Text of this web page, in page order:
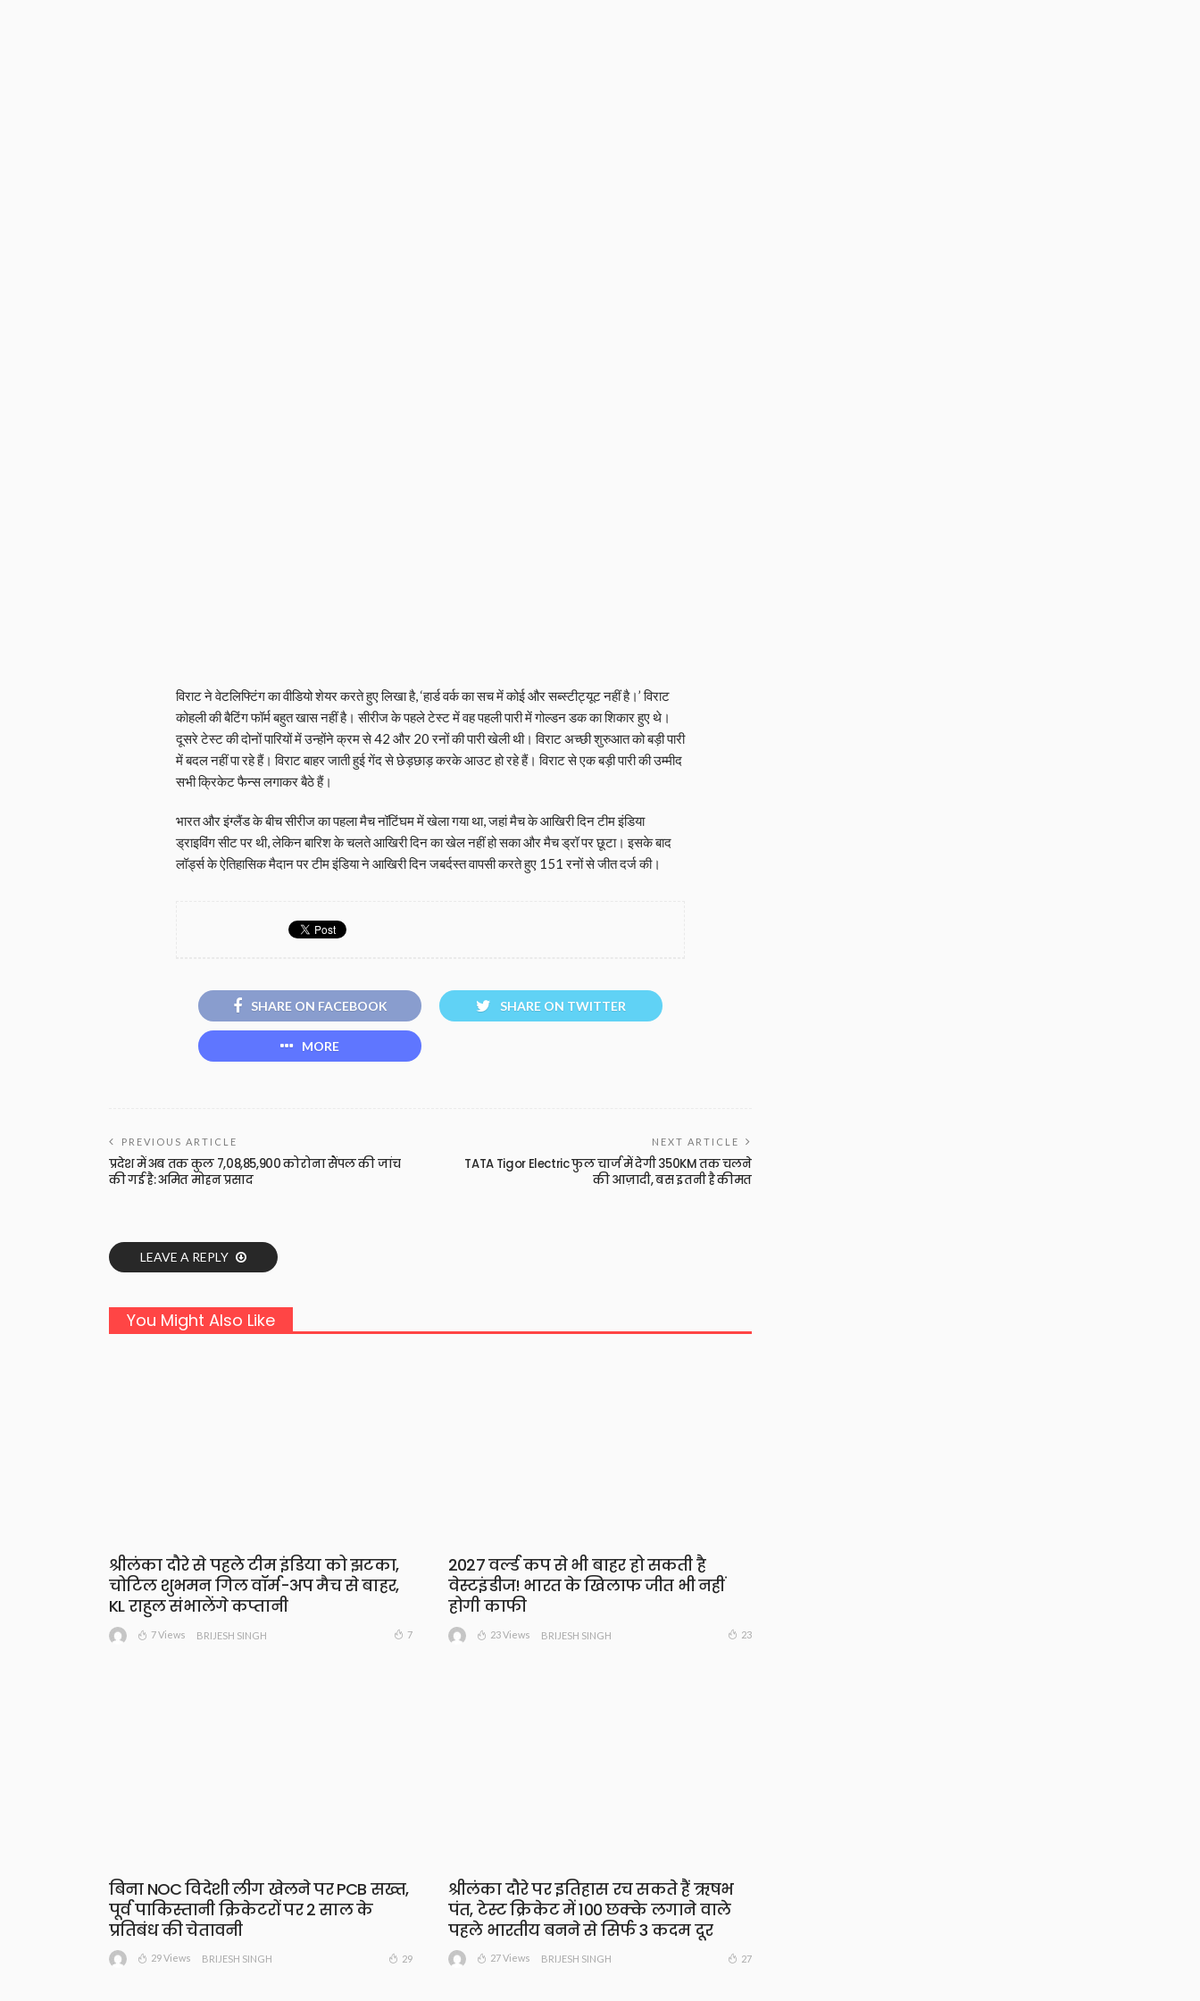
विराट ने वेटलिफ्टिंग का वीडियो शेयर करते हुए लिखा है, ‘हार्ड वर्क का सच में कोई और सब्स्टीट्यूट नहीं है।’ विराट
कोहली की बैटिंग फॉर्म बहुत खास नहीं है। सीरीज के पहले टेस्ट में वह पहली पारी में गोल्डन डक का शिकार हुए थे।
दूसरे टेस्ट की दोनों पारियों में उन्होंने क्रम से 42 और 20 रनों की पारी खेली थी। विराट अच्छी शुरुआत को बड़ी पारी
में बदल नहीं पा रहे हैं। विराट बाहर जाती हुई गेंद से छेड़छाड़ करके आउट हो रहे हैं। विराट से एक बड़ी पारी की उम्मीद
सभी क्रिकेट फैन्स लगाकर बैठे हैं।
भारत और इंग्लैंड के बीच सीरीज का पहला मैच नॉटिंघम में खेला गया था, जहां मैच के आखिरी दिन टीम इंडिया
ड्राइविंग सीट पर थी, लेकिन बारिश के चलते आखिरी दिन का खेल नहीं हो सका और मैच ड्रॉ पर छूटा। इसके बाद
लॉर्ड्स के ऐतिहासिक मैदान पर टीम इंडिया ने आखिरी दिन जबर्दस्त वापसी करते हुए 151 रनों से जीत दर्ज की।
SHARE ON FACEBOOK SHARE ON TWITTER
MORE
PREVIOUS ARTICLE
प्रदेश में अब तक कुल 7,08,85,900 कोरोना सैंपल की जांच
की गई है: अमित मोहन प्रसाद
NEXT ARTICLE
TATA Tigor Electric फुल चार्ज में देगी 350KM तक चलने
की आज़ादी, बस इतनी है कीमत
LEAVE A REPLY
You Might Also Like
श्रीलंका दौरे से पहले टीम इंडिया को झटका,
चोटिल शुभमन गिल वॉर्म-अप मैच से बाहर,
KL राहुल संभालेंगे कप्तानी
7 Views BRIJESH SINGH 7
2027 वर्ल्ड कप से भी बाहर हो सकती है
वेस्टइंडीज! भारत के खिलाफ जीत भी नहीं
होगी काफी
23 Views BRIJESH SINGH 23
बिना NOC विदेशी लीग खेलने पर PCB सख्त,
पूर्व पाकिस्तानी क्रिकेटरों पर 2 साल के
प्रतिबंध की चेतावनी
29 Views BRIJESH SINGH 29
श्रीलंका दौरे पर इतिहास रच सकते हैं ऋषभ
पंत, टेस्ट क्रिकेट में 100 छक्के लगाने वाले
पहले भारतीय बनने से सिर्फ 3 कदम दूर
27 Views BRIJESH SINGH 27